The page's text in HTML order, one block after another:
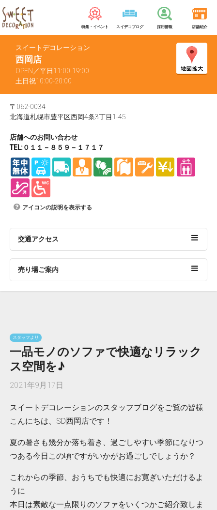
特集・イベント スイデコブログ 採用情報 店舗紹介
スイートデコレーション
西岡店
OPEN／平日11:00-19:00
土日祝10:00-20:00
〒062-0034
北海道札幌市豊平区西岡4条3丁目1-45
店舗へのお問い合わせ
TEL:０１１－８５９－１７１７
アイコンの説明を表示する
交通アクセス
売り場ご案内
スタッフより
一品モノのソファで快適なリラック
ス空間を♪
2021年9月17日
スイートデコレーションのスタッフブログをご覧の皆様
こんにちは、SD西岡店です！
夏の暑さも幾分か落ち着き、過ごしやすい季節になりつ
つある今日この頃ですがいかがお過ごしでしょうか？
これからの季節、おうちでも快適にお寛ぎいただけるよ
うに
本日は素敵な一点限りのソファをいくつかご紹介致しま